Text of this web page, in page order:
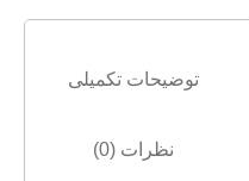
توضیحات تکمیلی
نظرات (0)